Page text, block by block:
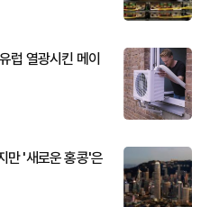
럽 열광시킨 메이
만 '새로운 홍콩'은